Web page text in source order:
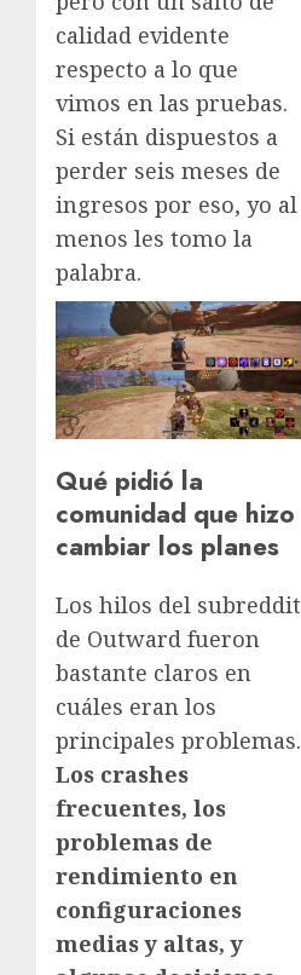
calidad evidente
respecto a lo que
vimos en las pruebas.
Si están dispuestos a
perder seis meses de
ingresos por eso, yo al
menos les tomo la
palabra.
Qué pidió la
comunidad que hizo
cambiar los planes
Los hilos del subreddit
de Outward fueron
bastante claros en
cuáles eran los
principales problemas.
Los crashes
frecuentes, los
problemas de
rendimiento en
configuraciones
medias y altas, y